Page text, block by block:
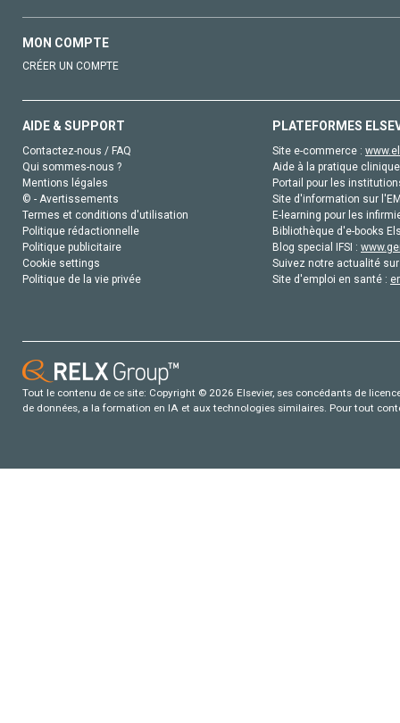
MON COMPTE
CRÉER UN COMPTE
AIDE & SUPPORT
Contactez-nous / FAQ
Qui sommes-nous ?
Mentions légales
© - Avertissements
Termes et conditions d'utilisation
Politique rédactionnelle
Politique publicitaire
Cookie settings
Politique de la vie privée
PLATEFORMES
Site e-commerce :
Aide à la pratique
Portail pour les
Site d'information sur
E-learning pour les
Bibliothèque d'e-books
Blog special IFSI :
Suivez notre actualité
Site d'emploi en santé :
Tout le contenu de ce site: Copyright © 2026 Elsevier, ses concédants de
de données, a la formation en IA et aux technologies similaires. Pour tout